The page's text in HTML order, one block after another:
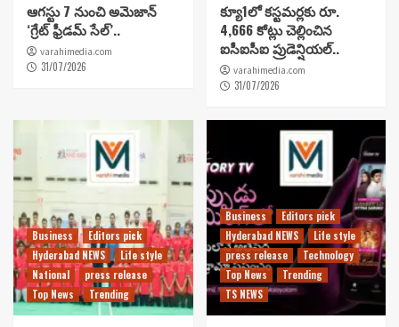
ఆగస్టు 7 నుంచి అమెజాన్
‘గ్రేట్ ఫ్రీడమ్ సేల్’..
varahimedia.com
31/07/2026
క్యూ1లో కస్టమర్లకు రూ.
4,666 కోట్లు చెల్లించిన
ఐసీఐసీఐ ప్రుడెన్షియల్..
varahimedia.com
31/07/2026
Business
Editors pick
Hyderabad NEWS
Life style
National
press release
Top News
Trending
Business
Editors pick
Hyderabad NEWS
Life style
press release
Technology
Top News
Trending
TS NEWS